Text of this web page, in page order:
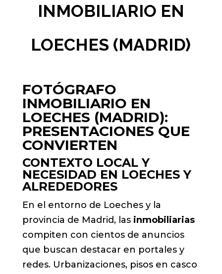
INMOBILIARIO EN
LOECHES (MADRID)
FOTÓGRAFO
INMOBILIARIO EN
LOECHES (MADRID):
PRESENTACIONES QUE
CONVIERTEN
CONTEXTO LOCAL Y
NECESIDAD EN LOECHES Y
ALREDEDORES
En el entorno de Loeches y la
provincia de Madrid, las inmobiliarias
compiten con cientos de anuncios
que buscan destacar en portales y
redes. Urbanizaciones, pisos en casco